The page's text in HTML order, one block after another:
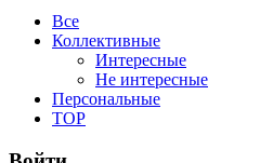
Все
Коллективные
Интересные
Не интересные
Персональные
TOP